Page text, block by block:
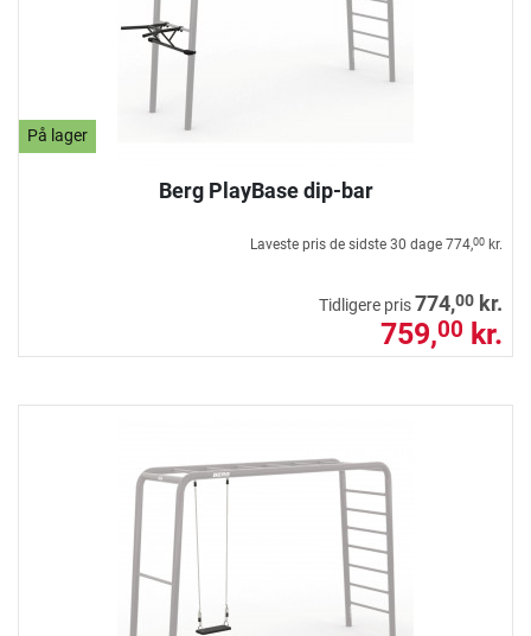
På lager
Berg PlayBase dip-bar
Laveste pris de sidste 30 dage 774,00 kr.
Tidligere pris774,00 kr.
759,00 kr.